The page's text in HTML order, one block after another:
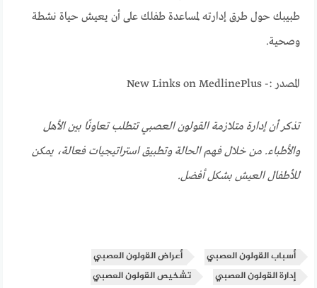
طبيبك حول طرق إدارته لمساعدة طفلك على أن يعيش حياة نشطة
وصحية.
المصدر :- New Links on MedlinePlus
تذكر أن إدارة متلازمة القولون العصبي تتطلب تعاونًا بين الأهل
والأطباء. من خلال فهم الحالة وتطبيق استراتيجيات فعالة، يمكن
للأطفال العيش بشكل أفضل.
أسباب القولون العصبي
أعراض القولون العصبي
إدارة القولون العصبي
تشخيص القولون العصبي